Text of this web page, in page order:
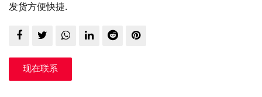
发货方便快捷.
现在联系